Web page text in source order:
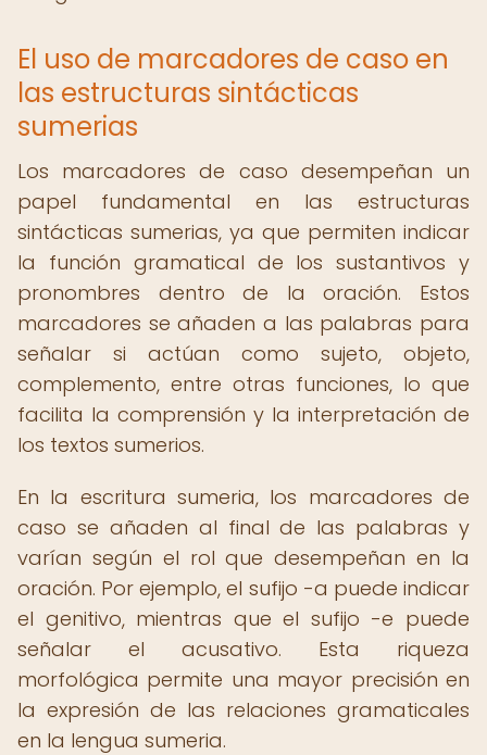
El uso de marcadores de caso en
las estructuras sintácticas
sumerias
Los marcadores de caso desempeñan un
papel fundamental en las estructuras
sintácticas sumerias, ya que permiten indicar
la función gramatical de los sustantivos y
pronombres dentro de la oración. Estos
marcadores se añaden a las palabras para
señalar si actúan como sujeto, objeto,
complemento, entre otras funciones, lo que
facilita la comprensión y la interpretación de
los textos sumerios.
En la escritura sumeria, los marcadores de
caso se añaden al final de las palabras y
varían según el rol que desempeñan en la
oración. Por ejemplo, el sufijo -a puede indicar
el genitivo, mientras que el sufijo -e puede
señalar el acusativo. Esta riqueza
morfológica permite una mayor precisión en
la expresión de las relaciones gramaticales
en la lengua sumeria.